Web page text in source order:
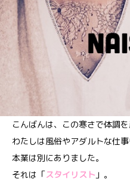
こんばんは、この寒さで体調
わたしは風俗やアダルトな仕
本業は別にありました。
それは「スタイリスト 」。